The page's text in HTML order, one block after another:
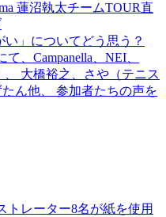
蓮沼執太チームTOUR直
い」についてどう思う？
、Campanella、NEI、
大橋裕之、さや（テニス
ん他、 参加者たちの声を
トレーター8名が紙を使用